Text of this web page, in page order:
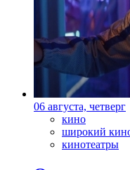
06 августа, четверг
кино
широкий
кинотеатры